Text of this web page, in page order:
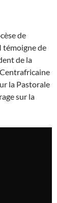
de
témoigne de
de la
la Pastorale
sur la